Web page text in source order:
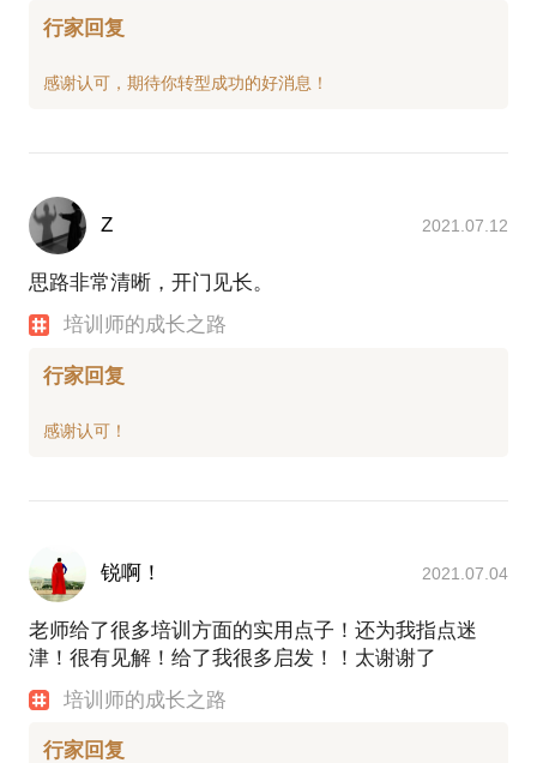
行家回复
Z 2021.07.12
思路非常清晰，开门见长。
培训师的成长之路
行家回复
锐啊！ 2021.07.04
老师给了很多培训方面的实用点子！还为我指点迷
津！很有见解！给了我很多启发！！太谢谢了
培训师的成长之路
行家回复